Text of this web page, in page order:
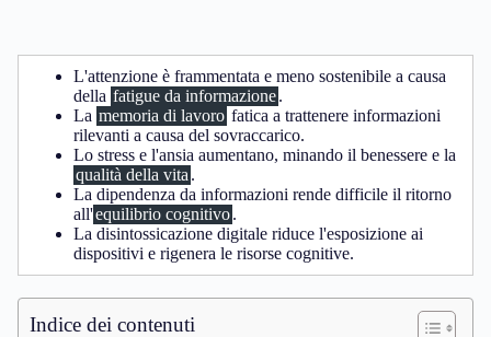
L'attenzione è frammentata e meno sostenibile a causa
della fatigue da informazione.
La memoria di lavoro fatica a trattenere informazioni
rilevanti a causa del sovraccarico.
Lo stress e l'ansia aumentano, minando il benessere e la
qualità della vita .
La dipendenza da informazioni rende difficile il ritorno
all'equilibrio cognitivo.
La disintossicazione digitale riduce l'esposizione ai
dispositivi e rigenera le risorse cognitive.
Indice dei contenuti